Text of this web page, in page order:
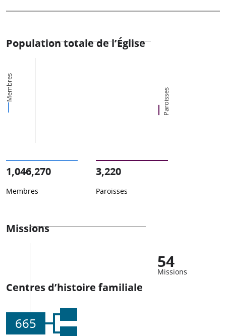
Population totale de l’Église
Membres Paroisses
1,046,270
Membres
3,220
Paroisses
Missions
54
Missions
Centres d’histoire familiale
665